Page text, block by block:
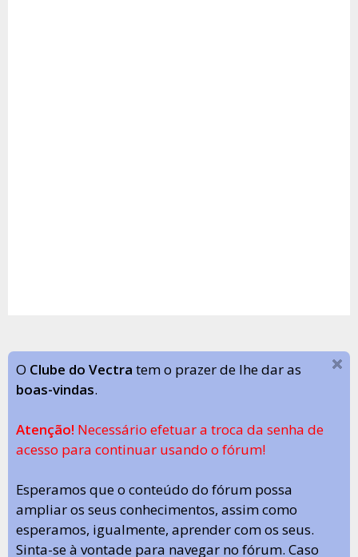
O Clube do Vectra tem o prazer de lhe dar as
boas-vindas.
Atenção! Necessário efetuar a troca da senha de
acesso para continuar usando o fórum!
Esperamos que o conteúdo do fórum possa
ampliar os seus conhecimentos, assim como
esperamos, igualmente, aprender com os seus.
Sinta-se à vontade para navegar no fórum. Caso